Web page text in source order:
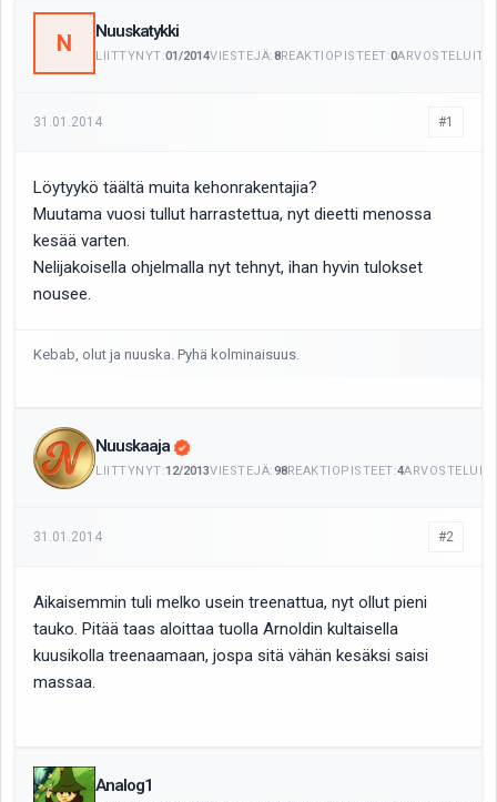
N Nuuskatykki
LIITTYNYT:01/2014VIESTEJÄ:8REAKTIOPISTEET:0ARVOSTELUITA:
31.01.2014 #1
Löytyykö täältä muita kehonrakentajia?
Muutama vuosi tullut harrastettua, nyt dieetti menossa
kesää varten.
Nelijakoisella ohjelmalla nyt tehnyt, ihan hyvin tulokset
nousee.
Kebab, olut ja nuuska. Pyhä kolminaisuus.
Nuuskaaja
LIITTYNYT:12/2013VIESTEJÄ:98REAKTIOPISTEET:4
31.01.2014 #2
Aikaisemmin tuli melko usein treenattua, nyt ollut pieni
tauko. Pitää taas aloittaa tuolla Arnoldin kultaisella
kuusikolla treenaamaan, jospa sitä vähän kesäksi saisi
massaa.
Analog1